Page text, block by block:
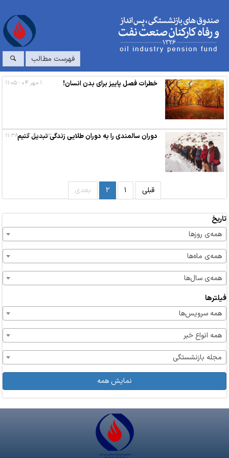
فهرست مطالب
خطرات فصل پاییز برای بدن انسان! ۱ مهر ۰۴ - ۱۱:۰۵
دوران سالمندی را به دوران طلایی زندگی تبدیل کنیم
۲۳ مرداد ۰۴ - ۱۱:۳۸
قبلی ۱ ۲ بعدی
تاریخ
همه‌ی روزها
همه‌ی ماه‌ها
همه‌ی سال‌ها
فیلترها
همه سرویس‌ها
همه انواع خبر
مجله بازنشستگی
نمایش همه